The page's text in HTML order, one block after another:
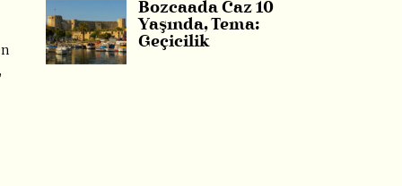
Bozcaada Caz 10
Yaşında, Tema:
Geçicilik